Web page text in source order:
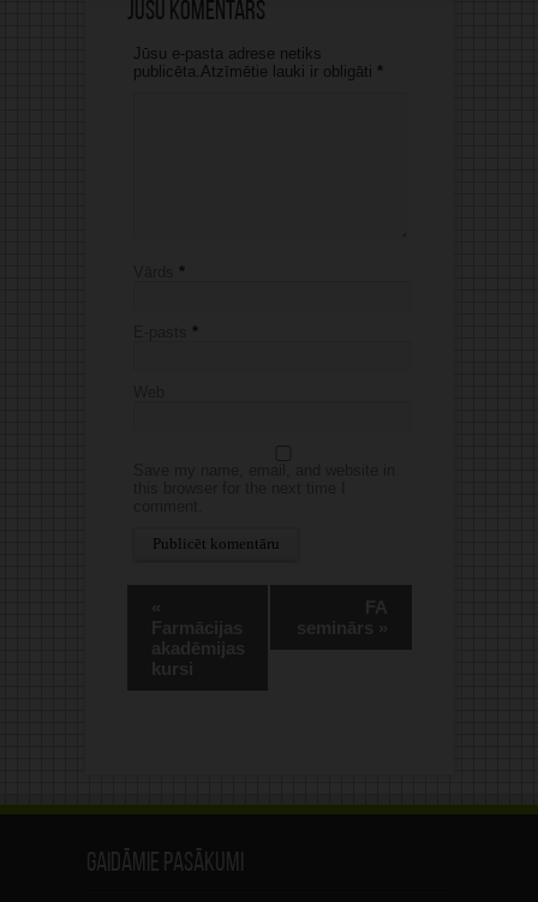
Jūsu komentārs
Jūsu e-pasta adrese netiks
publicēta.Atzīmētie lauki ir obligāti *
*
*
Gaidāmie pasākumi